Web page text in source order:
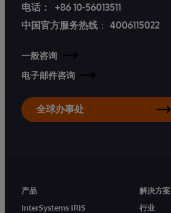
电话：
+86 10-56013511
中国官方服务热线 ： 4006115022
一般咨询
电子邮件咨询
全球办事处
产品
InterSystems IRIS
解决方案
行业